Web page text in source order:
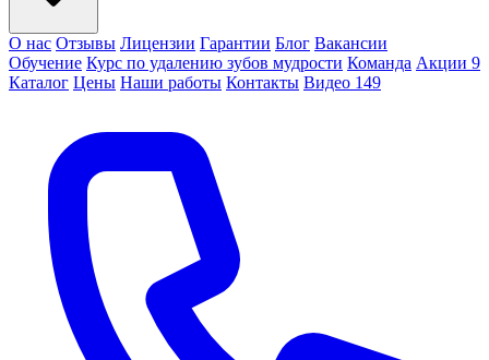
О нас Отзывы Лицензии Гарантии Блог Вакансии
Обучение Курс по удалению зубов мудрости Команда Акции 9
Каталог Цены Наши работы Контакты Видео 149